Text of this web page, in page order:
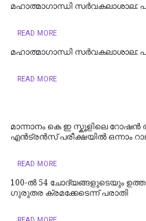
മഹാത്മാഗാന്ധി സർവകലാശാല:
READ MORE
മഹാത്മാഗാന്ധി സർവകലാശാല:
READ MORE
മാന്നാനം കെ ഇ സ്കൂളിലെ റോഷൻ
എൻട്രൻസ് പരീക്ഷയിൽ ഒന്നാം
READ MORE
100-ൽ 54 ചോദ്യങ്ങളുടെയും
ഗുരുതര ക്രമക്കേടെന്ന് പരാതി